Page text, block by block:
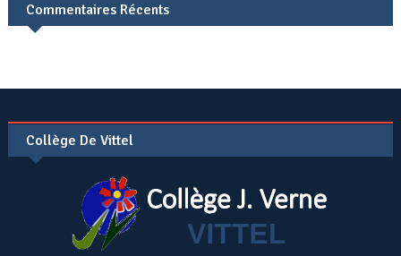
Commentaires Récents
Collège De Vittel